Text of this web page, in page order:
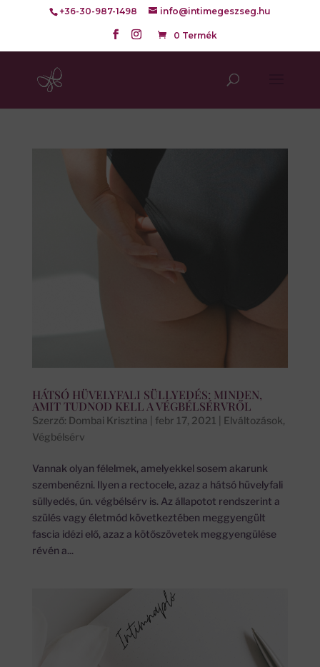
+36-30-987-1498 info@intimegeszseg.hu
0 Termék
HÁTSÓ HÜVELYFALI SÜLLYEDÉS: MINDEN,
AMIT TUDNOD KELL A VÉGBÉLSÉRVRŐL
Szerző: Dombai Krisztina febr 17, 2021 Elváltozások,
Végbélsérv
Vannak olyan félelmek, amelyekkel sosem akarunk
szembenézni. Ilyen a rectocele, azaz a hátsó hüvelyfali
süllyedés, ún. végbélsérv is. Az állapotot rendszerint a
szülés vagy életmód következtében meggyengült
fascia idézi elő, azaz a kötőszövetek meggyengülése
révén a...